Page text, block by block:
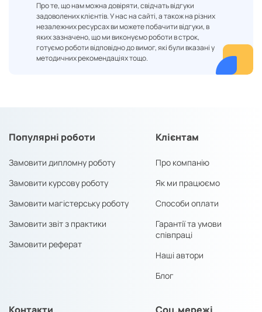
Про те, що нам можна довіряти, свідчать відгуки
задоволених клієнтів. У нас на сайті, а також на різних
незалежних ресурсах ви можете побачити відгуки, в
яких зазначено, що ми виконуємо роботи в строк,
готуємо роботи відповідно до вимог, які були вказані у
методичних рекомендаціях тощо.
Популярні роботи
Замовити дипломну роботу
Замовити курсову роботу
Замовити магістерську роботу
Замовити звіт з практики
Замовити реферат
Клієнтам
Про компанію
Як ми працюємо
Способи оплати
Гарантії та умови
співпраці
Наші автори
Блог